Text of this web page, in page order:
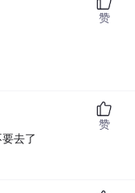
赞
去了
赞